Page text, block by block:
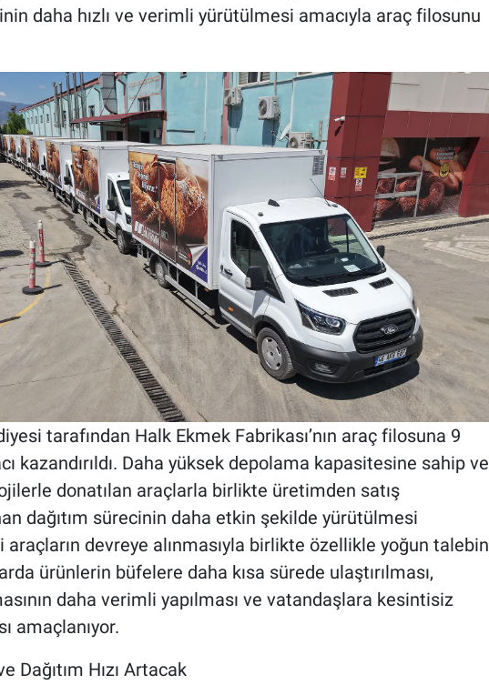
daha hızlı ve verimli yürütülmesi amacıyla araç filosunu
tarafından Halk Ekmek Fabrikası’nın araç filosuna 9
kazandırıldı. Daha yüksek depolama kapasitesine sahip ve
donatılan araçlarla birlikte üretimden satış
dağıtım sürecinin daha etkin şekilde yürütülmesi
araçların devreye alınmasıyla birlikte özellikle yoğun talebin
ürünlerin büfelere daha kısa sürede ulaştırılması,
daha verimli yapılması ve vatandaşlara kesintisiz
amaçlanıyor.
Dağıtım Hızı Artacak